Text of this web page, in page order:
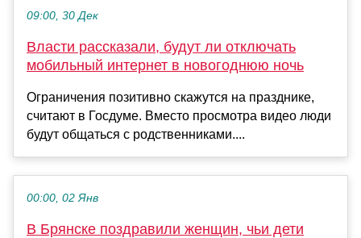
09:00, 30 Дек
Власти рассказали, будут ли отключать
мобильный интернет в новогоднюю ночь
Ограничения позитивно скажутся на празднике,
считают в Госдуме. Вместо просмотра видео люди
будут общаться с родственниками....
00:00, 02 Янв
В Брянске поздравили женщин, чьи дети